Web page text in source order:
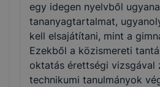
egy idegen nyelvből
tananyagtartalmat,
kell elsajátítani, mint a
Ezekből a közismereti
oktatás érettségi vizsgával
technikumi tanulmányok